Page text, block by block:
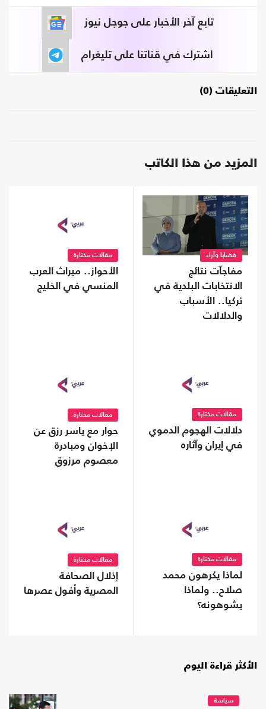
تابع آخر الأخبار على جوجل نيوز
اشترك في قناتنا على تليغرام
التعليقات (0)
المزيد من هذا الكاتب
قضايا وآراء
مفاجآت نتائج
الانتخابات البلدية في
تركيا.. الأسباب
والدلالات
مقالات مختارة
الأحواز.. ميراث العرب
المنسي في الخليج
مقالات مختارة
دلالات الهجوم الدموي
في إيران وآثاره
مقالات مختارة
حوار مع ياسر رزق عن
الإخوان ومبادرة
معصوم مرزوق
مقالات مختارة
لماذا يكرهون محمد
صلاح.. ولماذا
يشوهونه؟
مقالات مختارة
إذلال الصحافة
المصرية وأفول عصرها
الأكثر قراءة اليوم
سياسة